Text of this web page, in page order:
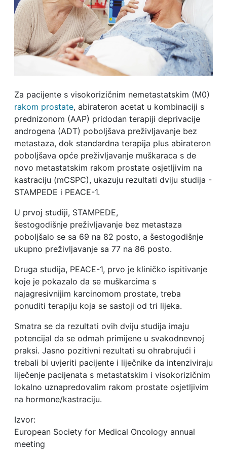
Za pacijente s visokorizičnim nemetastatskim (M0)
rakom prostate, abirateron acetat u kombinaciji s
prednizonom (AAP) pridodan terapiji deprivacije
androgena (ADT) poboljšava preživljavanje bez
metastaza, dok standardna terapija plus abirateron
poboljšava opće preživljavanje muškaraca s de
novo metastatskim rakom prostate osjetljivim na
kastraciju (mCSPC), ukazuju rezultati dviju studija -
STAMPEDE i PEACE-1.
U prvoj studiji, STAMPEDE,
šestogodišnje preživljavanje bez metastaza
poboljšalo se sa 69 na 82 posto, a šestogodišnje
ukupno preživljavanje sa 77 na 86 posto.
Druga studija, PEACE-1, prvo je kliničko ispitivanje
koje je pokazalo da se muškarcima s
najagresivnijim karcinomom prostate, treba
ponuditi terapiju koja se sastoji od tri lijeka.
Smatra se da rezultati ovih dviju studija imaju
potencijal da se odmah primijene u svakodnevnoj
praksi. Jasno pozitivni rezultati su ohrabrujući i
trebali bi uvjeriti pacijente i liječnike da intenziviraju
liječenje pacijenata s metastatskim i visokorizičnim
lokalno uznapredovalim rakom prostate osjetljivim
na hormone/kastraciju.
Izvor:
European Society for Medical Oncology annual
meeting